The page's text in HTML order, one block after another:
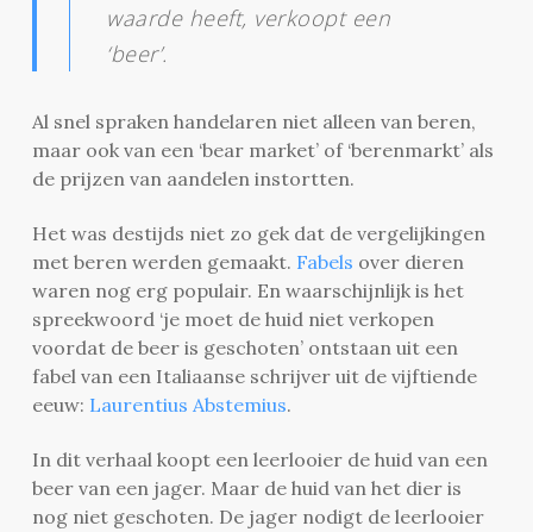
waarde heeft, verkoopt een
‘beer’.
Al snel spraken handelaren niet alleen van beren,
maar ook van een ‘bear market’ of ‘berenmarkt’ als
de prijzen van aandelen instortten.
Het was destijds niet zo gek dat de vergelijkingen
met beren werden gemaakt. Fabels over dieren
waren nog erg populair. En waarschijnlijk is het
spreekwoord ‘je moet de huid niet verkopen
voordat de beer is geschoten’ ontstaan uit een
fabel van een Italiaanse schrijver uit de vijftiende
eeuw: Laurentius Abstemius.
In dit verhaal koopt een leerlooier de huid van een
beer van een jager. Maar de huid van het dier is
nog niet geschoten. De jager nodigt de leerlooier